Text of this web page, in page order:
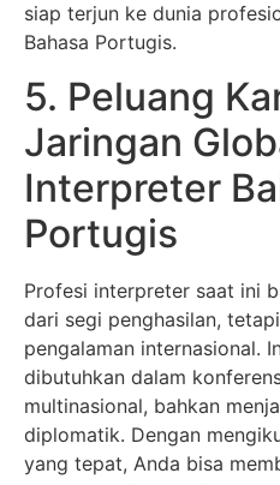
siap terjun ke dunia
Bahasa Portugis.
5. Peluang
Jaringan
Interpreter
Portugis
Profesi interpreter saat ini
dari segi penghasilan,
pengalaman internasional.
dibutuhkan dalam
multinasional, bahkan
diplomatik. Dengan
yang tepat, Anda bisa